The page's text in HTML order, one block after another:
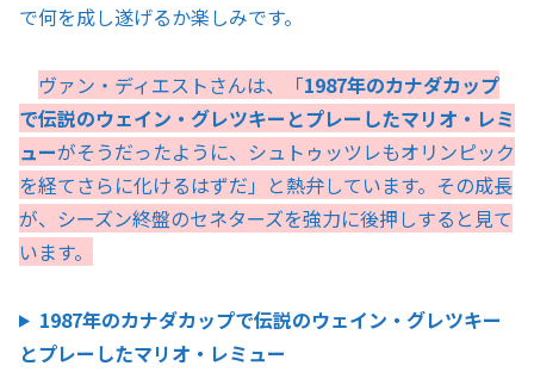
で何を成し遂げるか楽しみです。
ヴァン・ディエストさんは、「1987年のカナダカップ
で伝説のウェイン・グレツキーとプレーしたマリオ・レミ
ューがそうだったように、シュトゥッツレもオリンピック
を経てさらに化けるはずだ」と熱弁しています。その成長
が、シーズン終盤のセネターズを強力に後押しすると見て
います。
1987年のカナダカップで伝説のウェイン・グレツキー
とプレーしたマリオ・レミュー